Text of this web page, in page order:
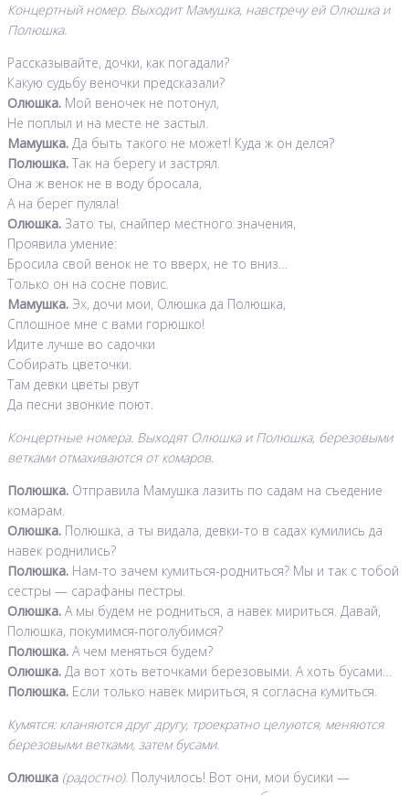
Концертный номер. Выходит Мамушка, навстречу ей Олюшка и
Полюшка.
Рассказывайте, дочки, как погадали?
Какую судьбу веночки предсказали?
Олюшка. Мой веночек не потонул,
Не поплыл и на месте не застыл.
Мамушка. Да быть такого не может! Куда ж он делся?
Полюшка. Так на берегу и застрял.
Она ж венок не в воду бросала,
А на берег пуляла!
Олюшка. Зато ты, снайпер местного значения,
Проявила умение:
Бросила свой венок не то вверх, не то вниз…
Только он на сосне повис.
Мамушка. Эх, дочи мои, Олюшка да Полюшка,
Сплошное мне с вами горюшко!
Идите лучше во садочки
Собирать цветочки.
Там девки цветы рвут
Да песни звонкие поют.
Концертные номера. Выходят Олюшка и Полюшка, березовыми
ветками отмахиваются от комаров.
Полюшка. Отправила Мамушка лазить по садам на съедение
комарам.
Олюшка. Полюшка, а ты видала, девки-то в садах кумились да
навек роднились?
Полюшка. Нам-то зачем кумиться-родниться? Мы и так с тобой
сестры — сарафаны пестры.
Олюшка. А мы будем не родниться, а навек мириться. Давай,
Полюшка, покумимся-поголубимся?
Полюшка. А чем меняться будем?
Олюшка. Да вот хоть веточками березовыми. А хоть бусами…
Полюшка. Если только навек мириться, я согласна кумиться.
Кумятся: кланяются друг другу, троекратно целуются, меняются
березовыми ветками, затем бусами.
Олюшка (радостно). Получилось! Вот они, мои бусики —